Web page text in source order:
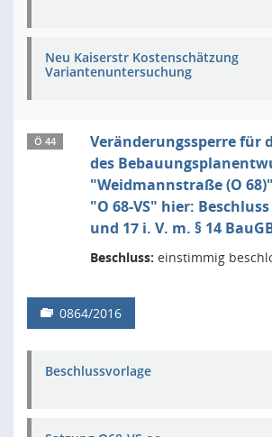
Neu Kaiserstr Kostenschätzung
Variantenuntersuchung
Ö 44
Veränderungssperre für
des
"Weidmannstraße (O
"O 68-VS" hier: Beschluss
und 17 i. V. m. § 14
Beschluss: einstimmig
0864/2016
Beschlussvorlage